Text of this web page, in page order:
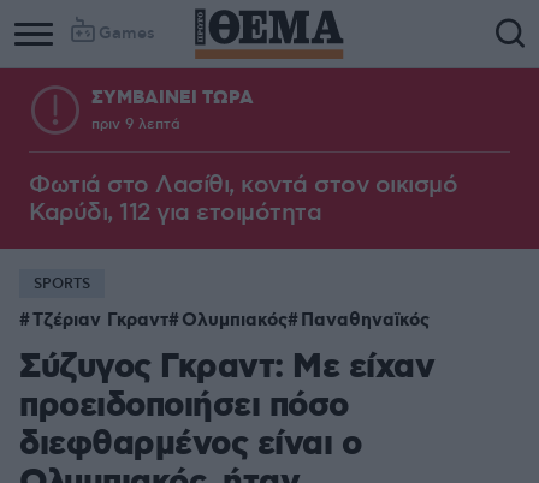
Games
ΣΥΜΒΑΙΝΕΙ ΤΩΡΑ
πριν 9 λεπτά
Φωτιά στο Λασίθι, κοντά στον οικισμό
Καρύδι, 112 για ετοιμότητα
SPORTS
Τζέριαν Γκραντ Ολυμπιακός Παναθηναϊκός
Σύζυγος Γκραντ: Με είχαν
προειδοποιήσει πόσο
διεφθαρμένος είναι ο